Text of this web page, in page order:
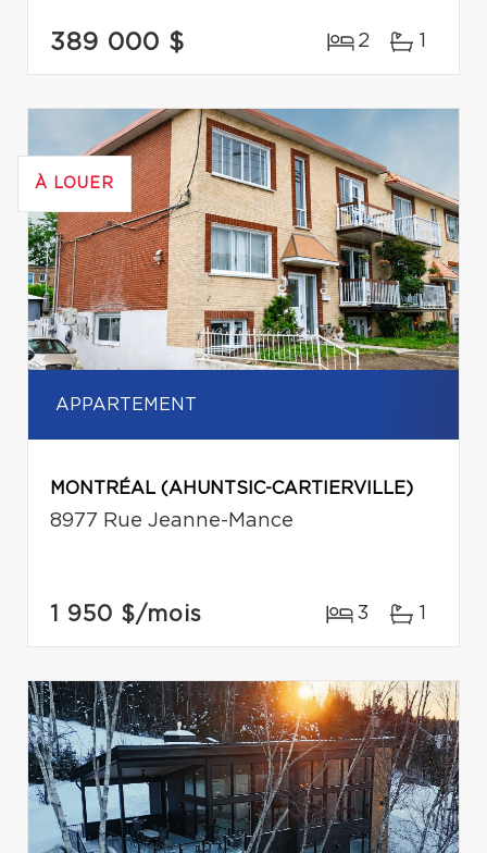
389 000 $ 2 1
À LOUER
APPARTEMENT
MONTRÉAL (AHUNTSIC-CARTIERVILLE)
8977 Rue Jeanne-Mance
1 950 $/mois 3 1